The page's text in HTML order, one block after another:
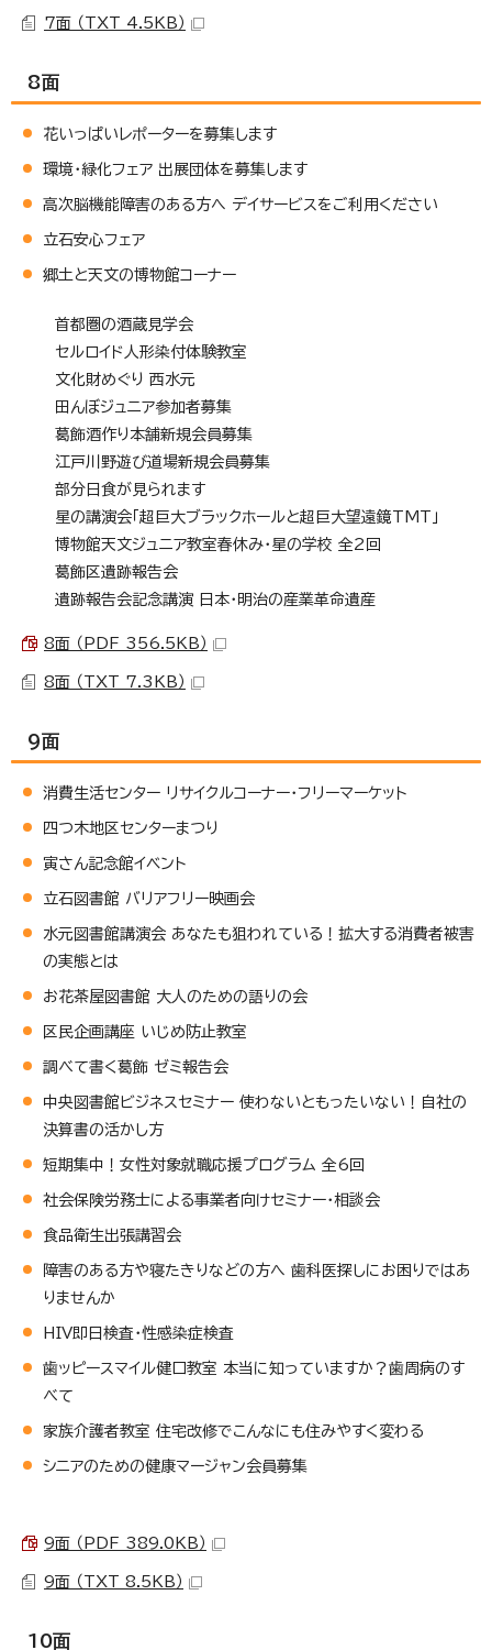
7面 （TXT 4.5KB）
8面
花いっぱいレポーターを募集します
環境・緑化フェア 出展団体を募集します
高次脳機能障害のある方へ デイサービスをご利用ください
立石安心フェア
郷土と天文の博物館コーナー
首都圏の酒蔵見学会
セルロイド人形染付体験教室
文化財めぐり 西水元
田んぼジュニア参加者募集
葛飾酒作り本舗新規会員募集
江戸川野遊び道場新規会員募集
部分日食が見られます
星の講演会「超巨大ブラックホールと超巨大望遠鏡TMT」
博物館天文ジュニア教室春休み・星の学校 全2回
葛飾区遺跡報告会
遺跡報告会記念講演 日本・明治の産業革命遺産
8面 （PDF 356.5KB）
8面 （TXT 7.3KB）
9面
消費生活センター リサイクルコーナー・フリーマーケット
四つ木地区センターまつり
寅さん記念館イベント
立石図書館 バリアフリー映画会
水元図書館講演会 あなたも狙われている！拡大する消費者被害
の実態とは
お花茶屋図書館 大人のための語りの会
区民企画講座 いじめ防止教室
調べて書く葛飾 ゼミ報告会
中央図書館ビジネスセミナー 使わないともったいない！自社の
決算書の活かし方
短期集中！女性対象就職応援プログラム 全6回
社会保険労務士による事業者向けセミナー・相談会
食品衛生出張講習会
障害のある方や寝たきりなどの方へ 歯科医探しにお困りではあ
りませんか
HIV即日検査・性感染症検査
歯ッピースマイル健口教室 本当に知っていますか？歯周病のす
べて
家族介護者教室 住宅改修でこんなにも住みやすく変わる
シニアのための健康マージャン会員募集
9面 （PDF 389.0KB）
9面 （TXT 8.5KB）
10面